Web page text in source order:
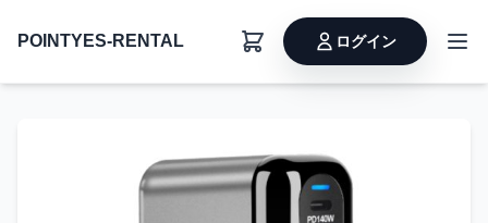
POINTYES-RENTAL ログイン